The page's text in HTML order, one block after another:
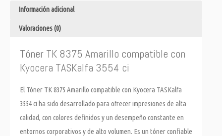
Información adicional
Valoraciones (0)
Tóner TK 8375 Amarillo compatible con
Kyocera TASKalfa 3554 ci
El Tóner TK 8375 Amarillo compatible con Kyocera TASKalfa
3554 ci ha sido desarrollado para ofrecer impresiones de alta
calidad, con colores definidos y un desempeño constante en
entornos corporativos y de alto volumen. Es un tóner confiable